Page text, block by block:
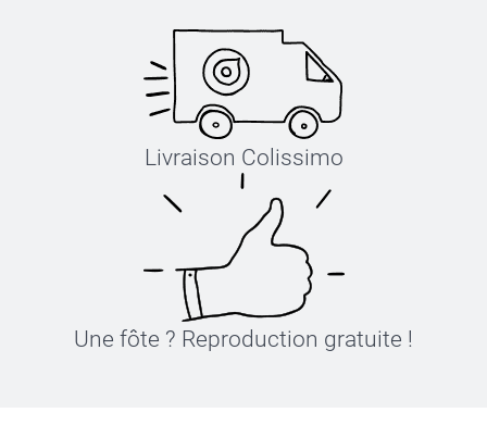
Livraison Colissimo
Une fôte ? Reproduction gratuite !